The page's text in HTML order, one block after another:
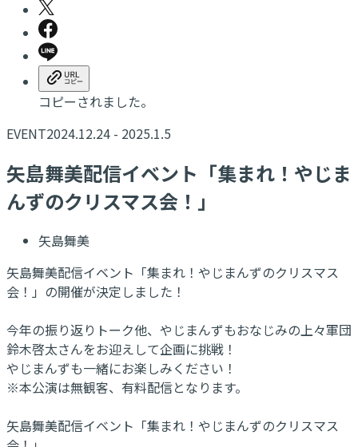
コピーされました。
EVENT2024.12.24 - 2025.1.5
​矢島舞美配信イベント「集まれ！やじま
んずのクリスマス会！」
矢島舞美
矢島舞美配信イベント「集まれ！やじまんずのクリスマス
会！」の開催が決定しました！
今年の振り返りトーク他、やじまんずもおなじみの上々軍団
鈴木啓太さんをお迎えして企画に挑戦！
やじまんずも一緒にお楽しみください！
※本公演は無観客、有料配信となります。
矢島舞美配信イベント「集まれ！やじまんずのクリスマス